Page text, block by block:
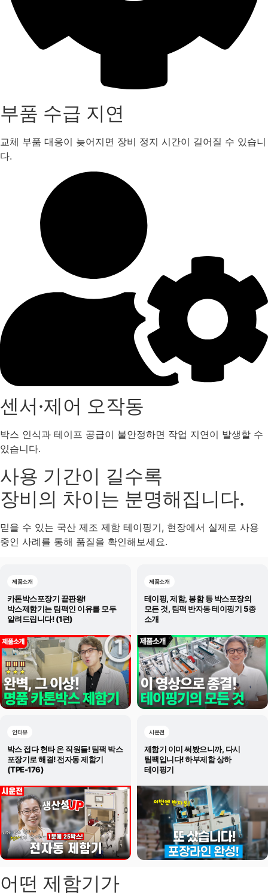
부품 수급 지연
교체 부품 대응이 늦어지면 장비 정지 시간이 길어질 수 있습니
다.
센서·제어 오작동
박스 인식과 테이프 공급이 불안정하면 작업 지연이 발생할 수
있습니다.
사용 기간이 길수록
장비의 차이는 분명해집니다.
믿을 수 있는 국산 제조 제함 테이핑기, 현장에서 실제로 사용
중인 사례를 통해 품질을 확인해보세요.
제품소개
카톤박스포장기 끝판왕!
박스제함기는 팀팩인 이유를 모두
알려드립니다! (1편)
제품소개
테이핑, 제함, 봉함 등 박스포장의
모든 것, 팀팩 반자동 테이핑기 5종
소개
인터뷰
박스 접다 현타 온 직원들! 팀팩 박스
포장기로 해결! 전자동 제함기
(TPE-176)
시운전
제함기 이미 써봤으니까, 다시
팀팩입니다! 하부제함 상하
테이핑기
어떤 제함기가